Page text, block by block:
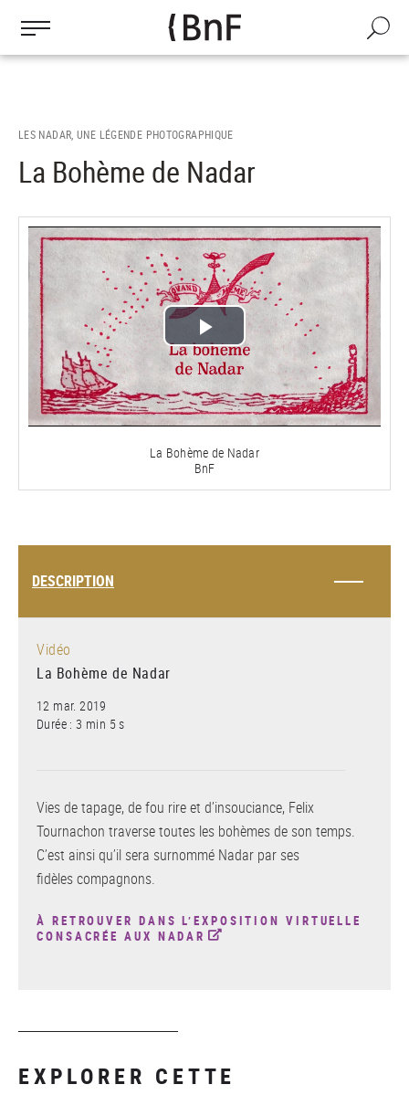
contenu
Recherche
LES NADAR, UNE LÉGENDE PHOTOGRAPHIQUE
La Bohème de Nadar
Lire
la
vidéo
La Bohème de Nadar
BnF
DESCRIPTION
Vidéo
La Bohème de Nadar
12 mar. 2019
Durée : 3 min 5 s
Vies de tapage, de fou rire et d’insouciance, Felix
Tournachon traverse toutes les bohèmes de son temps.
C’est ainsi qu’il sera surnommé Nadar par ses
fidèles compagnons.
À RETROUVER DANS L’EXPOSITION VIRTUELLE
CONSACRÉE AUX NADAR
EXPLORER CETTE